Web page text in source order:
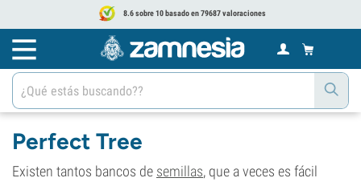
8.6 sobre 10 basado en 79687 valoraciones
Perfect Tree
Existen tantos bancos de semillas, que a veces es fácil